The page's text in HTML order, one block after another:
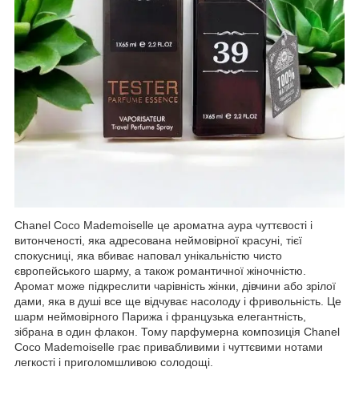
Chanel Coco Mademoiselle це ароматна аура чуттєвості і
витонченості, яка адресована неймовірної красуні, тієї
спокусниці, яка вбиває наповал унікальністю чисто
європейського шарму, а також романтичної жіночністю.
Аромат може підкреслити чарівність жінки, дівчини або зрілої
дами, яка в душі все ще відчуває насолоду і фривольність. Це
шарм неймовірного Парижа і французька елегантність,
зібрана в один флакон. Тому парфумерна композиція Chanel
Coco Mademoiselle грає привабливими і чуттєвими нотами
легкості і приголомшливою солодощі.